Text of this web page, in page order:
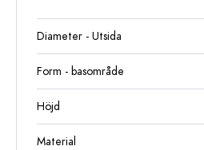
Diameter - Utsida
Form - basområde
Höjd
Material